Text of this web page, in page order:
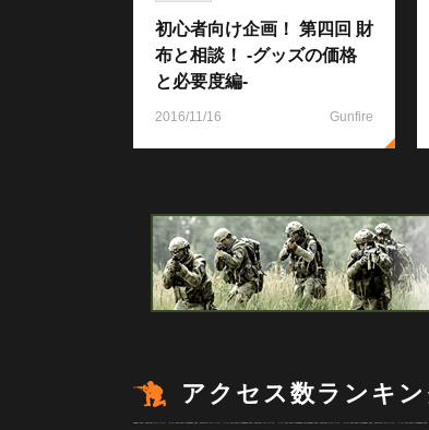
初心者向け企画！ 第四回 財
布と相談！ -グッズの価格
と必要度編-
2016/11/16 Gunfire
アクセス数ランキ